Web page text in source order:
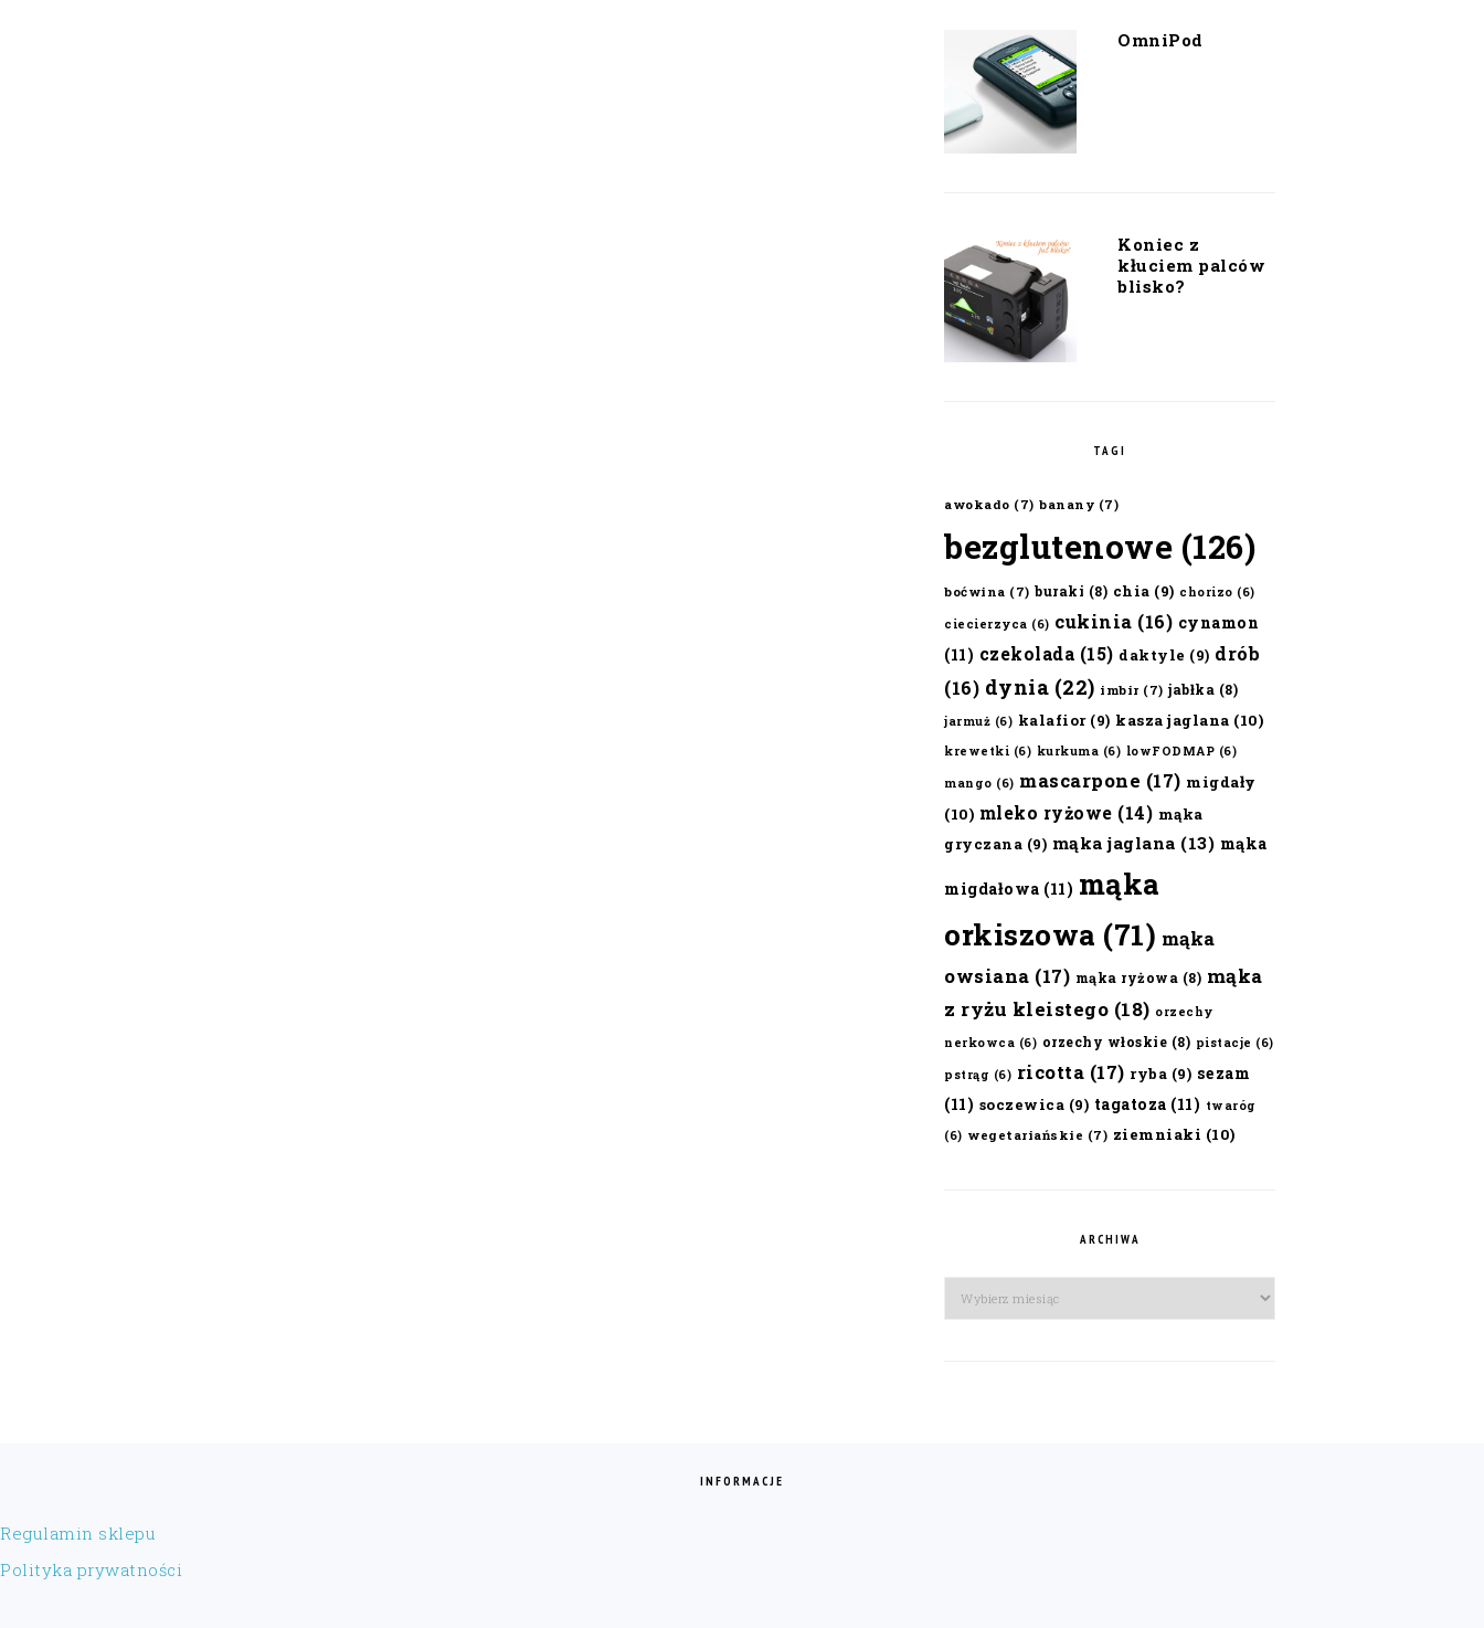
OmniPod
Koniec z
kłuciem palców
blisko?
TAGI
awokado (7) banany (7)
bezglutenowe (126)
boćwina (7) buraki (8) chia (9) chorizo (6)
ciecierzyca (6) cukinia (16) cynamon
(11) czekolada (15) daktyle (9) drób
(16) dynia (22) imbir (7) jabłka (8)
jarmuż (6) kalafior(9) kasza jaglana (10)
krewetki (6) kurkuma (6) lowFODMAP (6)
mango (6) mascarpone (17) migdały
(10) mleko ryżowe (14) mąka
gryczana (9) mąka jaglana (13) mąka
migdałowa (11) mąka
orkiszowa (71) mąka
owsiana (17) mąka ryżowa (8) mąka
z ryżu kleistego (18) orzechy
nerkowca (6) orzechy włoskie (8) pistacje (6)
pstrąg (6) ricotta (17) ryba (9) sezam
(11) soczewica (9) tagatoza (11) twaróg
(6) wegetariańskie (7) ziemniaki (10)
ARCHIWA
Archiwa
INFORMACJE
Regulamin sklepu
Polityka prywatności